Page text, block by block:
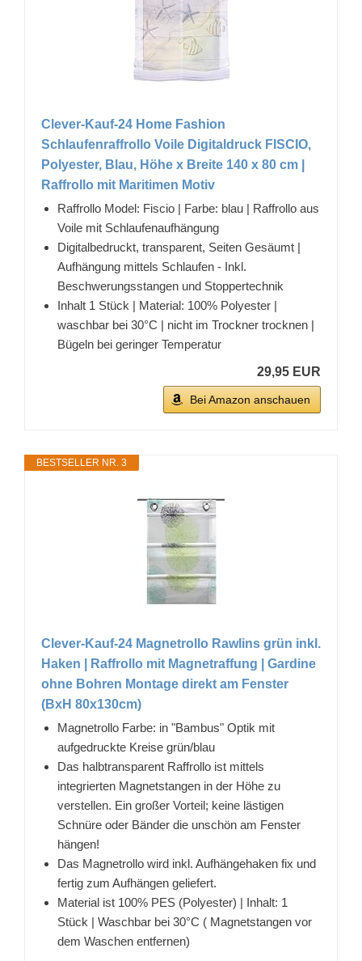
Clever-Kauf-24 Home Fashion
Schlaufenraffrollo Voile Digitaldruck FISCIO,
Polyester, Blau, Höhe x Breite 140 x 80 cm |
Raffrollo mit Maritimen Motiv
Raffrollo Model: Fiscio | Farbe: blau | Raffrollo aus
Voile mit Schlaufenaufhängung
Digitalbedruckt, transparent, Seiten Gesäumt |
Aufhängung mittels Schlaufen - Inkl.
Beschwerungsstangen und Stoppertechnik
Inhalt 1 Stück | Material: 100% Polyester |
waschbar bei 30°C | nicht im Trockner trocknen |
Bügeln bei geringer Temperatur
29,95 EUR
Bei Amazon anschauen
BESTSELLER NR. 3
Clever-Kauf-24 Magnetrollo Rawlins grün inkl.
Haken | Raffrollo mit Magnetraffung | Gardine
ohne Bohren Montage direkt am Fenster
(BxH 80x130cm)
Magnetrollo Farbe: in "Bambus" Optik mit
aufgedruckte Kreise grün/blau
Das halbtransparent Raffrollo ist mittels
integrierten Magnetstangen in der Höhe zu
verstellen. Ein großer Vorteil; keine lästigen
Schnüre oder Bänder die unschön am Fenster
hängen!
Das Magnetrollo wird inkl. Aufhängehaken fix und
fertig zum Aufhängen geliefert.
Material ist 100% PES (Polyester) | Inhalt: 1
Stück | Waschbar bei 30°C ( Magnetstangen vor
dem Waschen entfernen)